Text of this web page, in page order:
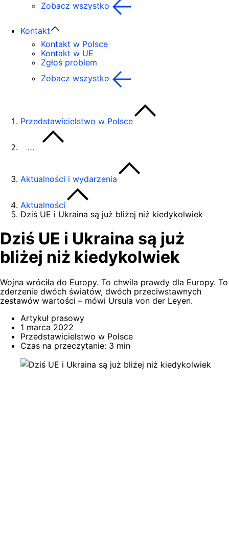
Zobacz wszystko
Kontakt
Kontakt w Polsce
Kontakt w UE
Zgłoś problem
Zobacz wszystko
Przedstawicielstwo w Polsce
…
Aktualności i wydarzenia
Aktualności
Dziś UE i Ukraina są już bliżej niż kiedykolwiek
Dziś UE i Ukraina są już
bliżej niż kiedykolwiek
Wojna wróciła do Europy. To chwila prawdy dla Europy. To
zderzenie dwóch światów, dwóch przeciwstawnych
zestawów wartości – mówi Ursula von der Leyen.
Artykuł prasowy
1 marca 2022
Przedstawicielstwo w Polsce
Czas na przeczytanie: 3 min